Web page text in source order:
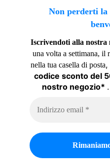
Non perderti
Iscrivendoti alla nostra
una volta a settimana, il
nella tua casella di posta,
codice sconto del
nostro negozio*